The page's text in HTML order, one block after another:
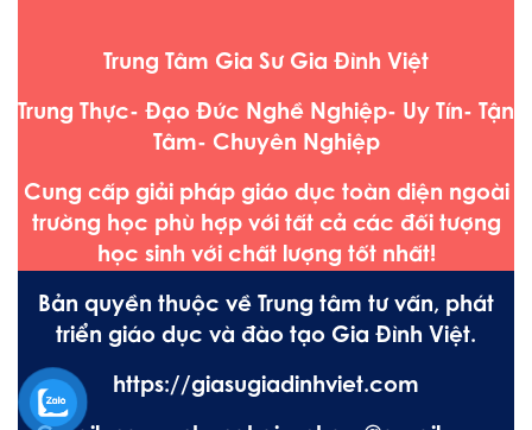
Trung Tâm Gia Sư Gia Đình Việt
Trung Thực- Đạo Đức Nghề Nghiệp- Uy Tín- Tận
Tâm- Chuyên Nghiệp
Cung cấp giải pháp giáo dục toàn diện ngoài
trường học phù hợp với tất cả các đối tượng
học sinh với chất lượng tốt nhất!
Bản quyền thuộc về Trung tâm tư vấn, phát
triển giáo dục và đào tạo Gia Đình Việt.
https://giasugiadinhviet.com